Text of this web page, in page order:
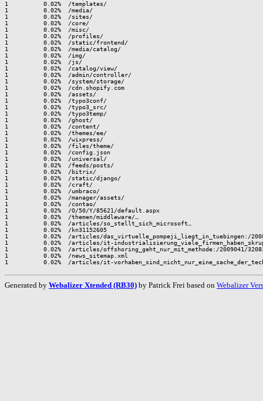
1          0.02%  /templates/
1          0.02%  /media/
1          0.02%  /sites/
1          0.02%  /core/
1          0.02%  /misc/
1          0.02%  /profiles/
1          0.02%  /static/frontend/
1          0.02%  /media/catalog/
1          0.02%  /img/
1          0.02%  /js/
1          0.02%  /catalog/view/
1          0.02%  /admin/controller/
1          0.02%  /system/storage/
1          0.02%  /cdn.shopify.com
1          0.02%  /assets/
1          0.02%  /typo3conf/
1          0.02%  /typo3_src/
1          0.02%  /typo3temp/
1          0.02%  /ghost/
1          0.02%  /content/
1          0.02%  /themes/ee/
1          0.02%  /wixpress/
1          0.02%  /files/theme/
1          0.02%  /config.json
1          0.02%  /universal/
1          0.02%  /feeds/posts/
1          0.02%  /bitrix/
1          0.02%  /static/django/
1          0.02%  /craft/
1          0.02%  /umbraco/
1          0.02%  /manager/assets/
1          0.02%  /contao/
1          0.02%  /O/50/Y/85621/default.aspx
1          0.02%  /themen/middleware/…
1          0.02%  /articles/so_stellt_sich_microsoft…
1          0.02%  /kn31152605
1          0.02%  /articles/das_virtuelle_pompeji_liegt_in_tuebingen:/
1          0.02%  /articles/it-
1          0.02%  /articles/offshoring_geht_nur_mit_methode:/2009041/
1          0.02%  /news_sitemap.xml
Generated by Webalizer Xtended (RB30) by Patrick Frei based on Webalizer